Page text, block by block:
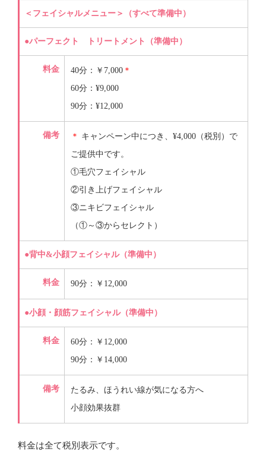
＜フェイシャルメニュー＞（すべて準備中）
●パーフェクト トリートメント（準備中）
料金 40分：￥7,000 ＊
60分：¥9,000
90分：¥12,000
備考 ＊ キャンペーン中につき、¥4,000（税別）で
ご提供中です。
①毛穴フェイシャル
②引き上げフェイシャル
③ニキビフェイシャル
（①～③からセレクト）
●背中&小顔フェイシャル（準備中）
料金 90分：￥12,000
●小顔・顔筋フェイシャル（準備中）
料金
60分：￥12,000
90分：￥14,000
備考
たるみ、ほうれい線が気になる方へ
小顔効果抜群
料金は全て税別表示です。